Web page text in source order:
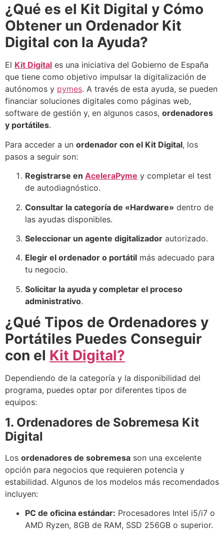
¿Qué es el Kit Digital y Cómo
Obtener un Ordenador Kit
Digital con la Ayuda?
El Kit Digital es una iniciativa del Gobierno de España
que tiene como objetivo impulsar la digitalización de
autónomos y pymes. A través de esta ayuda, se pueden
financiar soluciones digitales como páginas web,
software de gestión y, en algunos casos, ordenadores
y portátiles.
Para acceder a un ordenador con el Kit Digital, los
pasos a seguir son:
Registrarse en AceleraPyme y completar el test
de autodiagnóstico.
Consultar la categoría de «Hardware» dentro de
las ayudas disponibles.
Seleccionar un agente digitalizador autorizado.
Elegir el ordenador o portátil más adecuado para
tu negocio.
Solicitar la ayuda y completar el proceso
administrativo.
¿Qué Tipos de Ordenadores y
Portátiles Puedes Conseguir
con el Kit Digital?
Dependiendo de la categoría y la disponibilidad del
programa, puedes optar por diferentes tipos de
equipos:
1. Ordenadores de Sobremesa Kit
Digital
Los ordenadores de sobremesa son una excelente
opción para negocios que requieren potencia y
estabilidad. Algunos de los modelos más recomendados
incluyen:
PC de oficina estándar: Procesadores Intel i5/i7 o
AMD Ryzen, 8GB de RAM, SSD 256GB o superior.